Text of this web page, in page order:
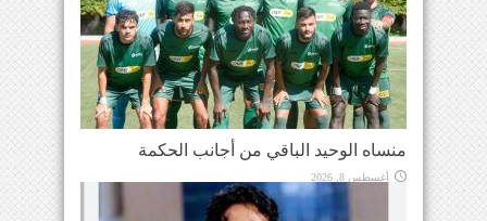
منساه الوحيد الباقي من أجانب الحكمة
أغسطس 8, 2026